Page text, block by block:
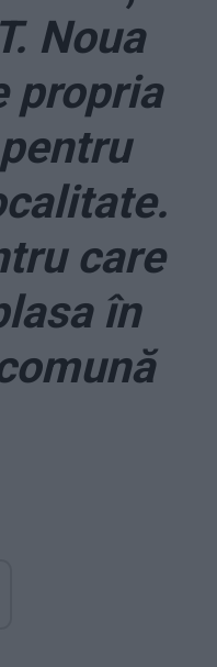
Noua
propria
care
în